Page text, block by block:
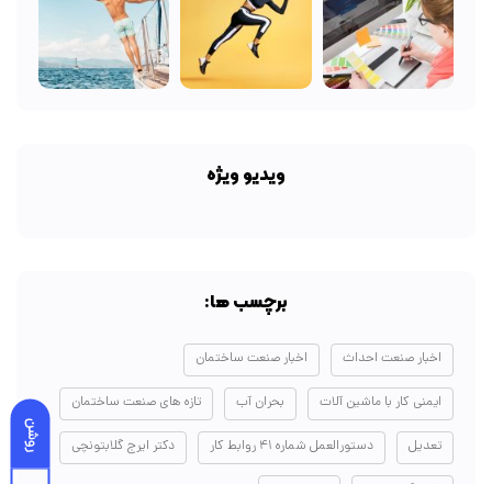
روشن
ویدیو ویژه
برچسب ها:
اخبار صنعت احداث اخبار صنعت ساختمان
ایمنی کار با ماشین آلات بحران آب تازه های صنعت ساختمان
تعدیل دستورالعمل شماره ۴۱ روابط کار دکتر ایرج گلابتونچی